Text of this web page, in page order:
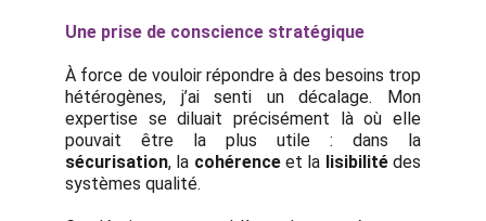
Une prise de conscience stratégique
À force de vouloir répondre à des besoins trop
hétérogènes, j’ai senti un décalage. Mon
expertise se diluait précisément là où elle
pouvait être la plus utile : dans la
sécurisation, la cohérenceet la lisibilitédes
systèmes qualité.